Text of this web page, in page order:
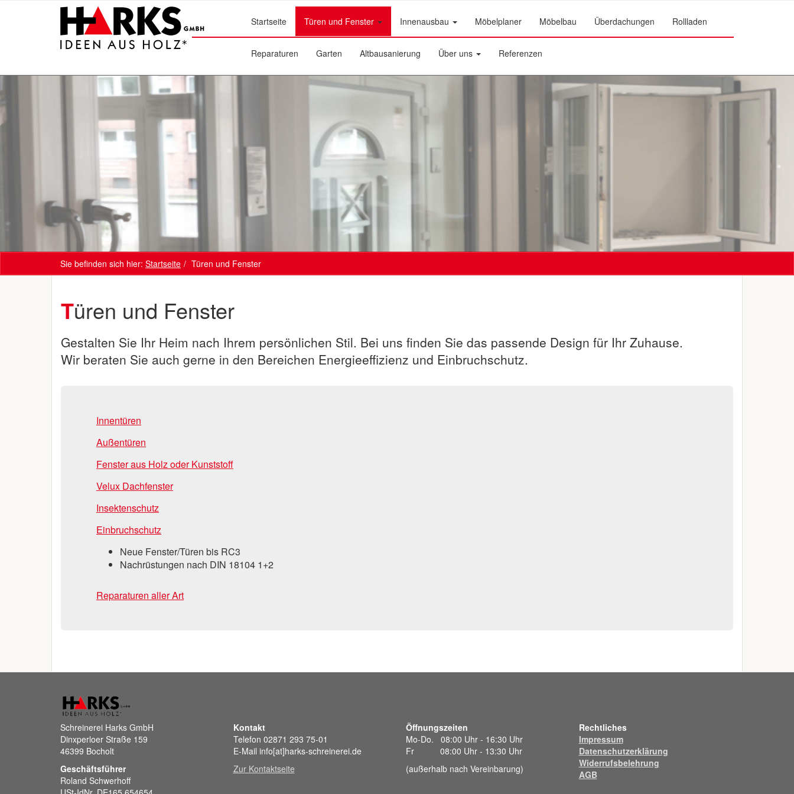
Startseite Türen und Fenster Innenausbau Möbelplaner Möbelbau Überdachungen Rollladen
Reparaturen Garten Altbausanierung Über uns Referenzen
Sie befinden sich hier: Startseite Türen und Fenster
Türen und Fenster
Gestalten Sie Ihr Heim nach Ihrem persönlichen Stil. Bei uns finden Sie das passende Design für Ihr Zuhause.
Wir beraten Sie auch gerne in den Bereichen Energieeffizienz und Einbruchschutz.
Innentüren
Außentüren
Fenster aus Holz oder Kunststoff
Velux Dachfenster
Insektenschutz
Einbruchschutz
Neue Fenster/Türen bis RC3
Nachrüstungen nach DIN 18104 1+2
Reparaturen aller Art
Schreinerei Harks GmbH
Dinxperloer Straße 159
46399 Bocholt
Geschäftsführer
Roland Schwerhoff
Kontakt
Telefon 02871 293 75-01
E-Mail info[at]harks-schreinerei.de
Zur Kontaktseite
Öffnungszeiten
Mo-Do. 08:00 Uhr - 16:30 Uhr
Fr 08:00 Uhr - 13:30 Uhr
(außerhalb nach Vereinbarung)
Rechtliches
Impressum
Datenschutzerklärung
Widerrufsbelehrung
AGB